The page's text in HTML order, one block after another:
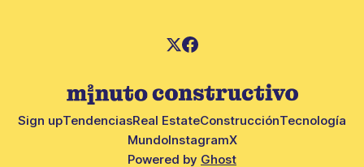
Sign upTendenciasReal EstateConstrucciónTecnología
MundoInstagramX
Powered by Ghost